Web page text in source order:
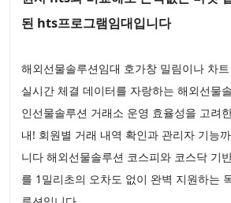
된 hts프로그램임대입니다
해외선물솔루션임대 호가창 밀림이나 차
실시간 체결 데이터를 자랑하는 해외선물
인선물솔루션 거래소 운영 효율성을 고려
내! 회원별 거래 내역 확인과 관리자 기능
니다 해외선물솔루션 코스피와 코스닥 기
를 1밀리초의 오차도 없이 완벽 지원하는